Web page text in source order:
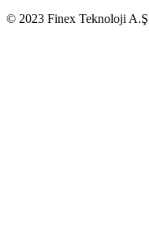
© 2023 Finex Teknoloji